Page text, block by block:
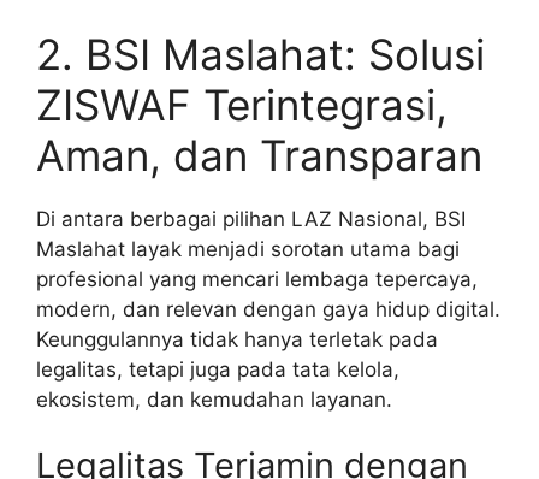
2. BSI Maslahat: Solusi
ZISWAF Terintegrasi,
Aman, dan Transparan
Di antara berbagai pilihan LAZ Nasional, BSI
Maslahat layak menjadi sorotan utama bagi
profesional yang mencari lembaga tepercaya,
modern, dan relevan dengan gaya hidup digital.
Keunggulannya tidak hanya terletak pada
legalitas, tetapi juga pada tata kelola,
ekosistem, dan kemudahan layanan.
Legalitas Terjamin dengan